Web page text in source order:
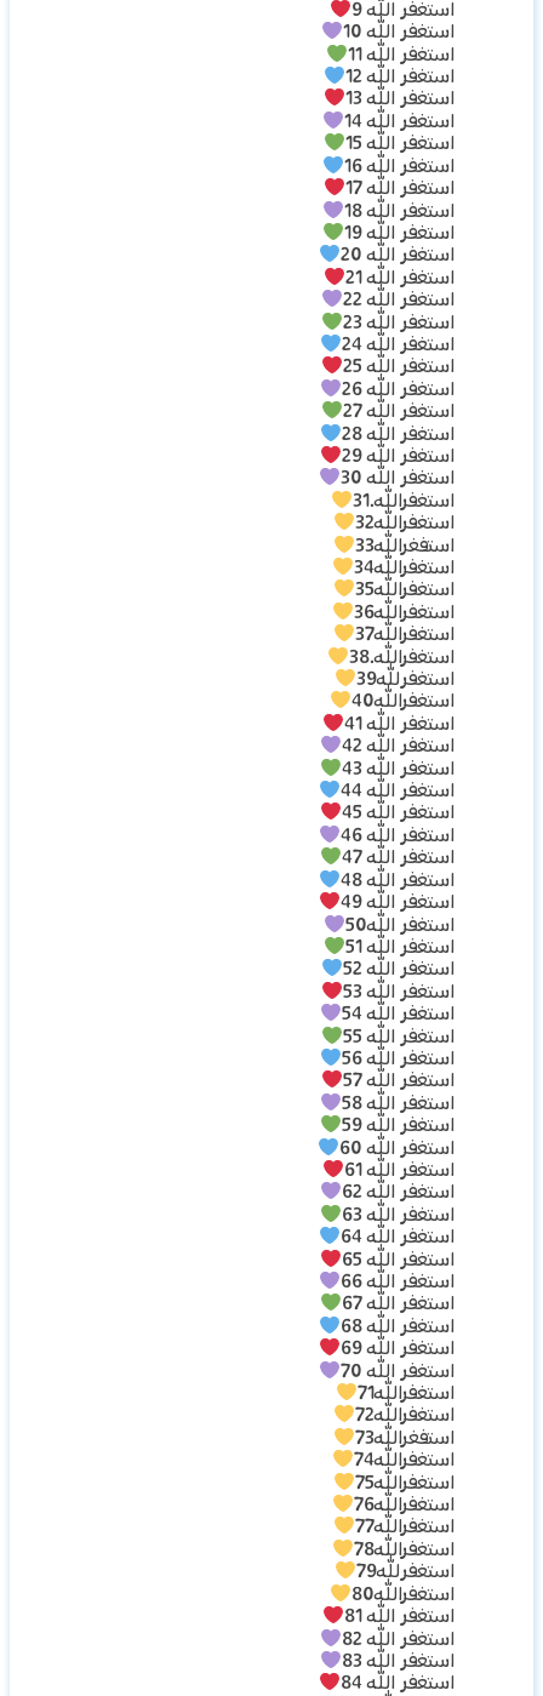
استغفر الله 9
استغفر الله 10
استغفر الله 11
استغفر الله 12
استغفر الله 13
استغفر الله 14
استغفر الله 15
استغفر الله 16
استغفر الله 17
استغفر الله 18
استغفر الله 19
استغفر الله 20
استغفر الله 21
استغفر الله 22
استغفر الله 23
استغفر الله 24
استغفر الله 25
استغفر الله 26
استغفر الله 27
استغفر الله 28
استغفر الله 29
استغفر الله 30
استغفرالله.31
استغفرالله32
استفغرالله33
استغفرالله34
استغفرالله35
استغفرالله36
استغفرالله37
استغفرالله.38
استغفرلله39
استغفرالله40
استغفر الله 41
استغفر الله 42
استغفر الله 43
استغفر الله 44
استغفر الله 45
استغفر الله 46
استغفر الله 47
استغفر الله 48
استغفر الله 49
استغفر الله50
استغفر الله 51
استغفر الله 52
استغفر الله 53
استغفر الله 54
استغفر الله 55
استغفر الله 56
استغفر الله 57
استغفر الله 58
استغفر الله 59
استغفر الله 60
استغفر الله 61
استغفر الله 62
استغفر الله 63
استغفر الله 64
استغفر الله 65
استغفر الله 66
استغفر الله 67
استغفر الله 68
استغفر الله 69
استغفر الله 70
استغفرالله71
استغفرالله72
استفغرالله73
استغفرالله74
استغفرالله75
استغفرالله76
استغفرالله77
استغفرالله78
استغفرلله79
استغفرالله80
استغفر الله 81
استغفر الله 82
استغفر الله 83
استغفر الله 84